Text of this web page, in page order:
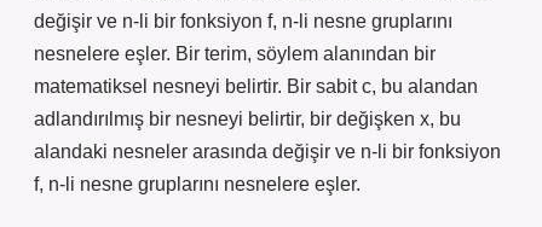
değişir ve n-li bir fonksiyon f, n-li nesne gruplarını
nesnelere eşler. Bir terim, söylem alanından bir
matematiksel nesneyi belirtir. Bir sabit c, bu alandan
adlandırılmış bir nesneyi belirtir, bir değişken x, bu
alandaki nesneler arasında değişir ve n-li bir fonksiyon
f, n-li nesne gruplarını nesnelere eşler.